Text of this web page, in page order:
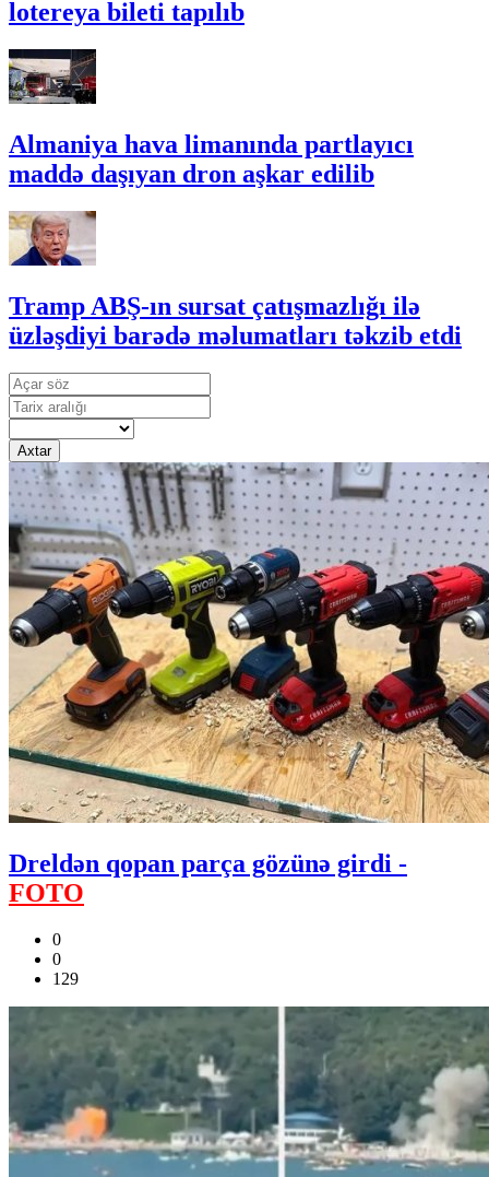
lotereya bileti tapılıb
Almaniya hava limanında partlayıcı
maddə daşıyan dron aşkar edilib
Tramp ABŞ-ın sursat çatışmazlığı ilə
üzləşdiyi barədə məlumatları təkzib etdi
Axtar
Dreldən qopan parça gözünə girdi -
FOTO
0
0
129